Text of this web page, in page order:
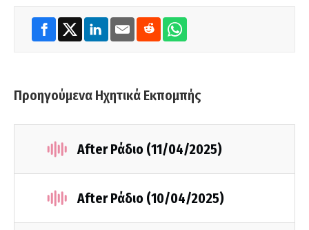
Προηγούμενα Ηχητικά Εκπομπής
After Ράδιο (11/04/2025)
After Ράδιο (10/04/2025)